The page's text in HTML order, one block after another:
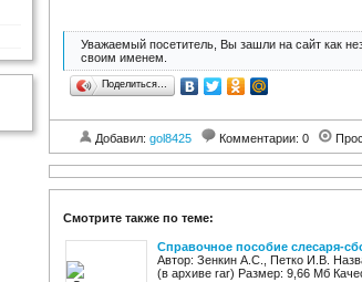
Уважаемый посетитель, Вы зашли на сайт как
своим именем.
Поделиться…
Добавил: gol8425 Комментарии: 0
Смотрите также по теме:
Справочное пособие слесаря-
Автор: Зенкин А.С., Петко И.В.
(в архиве rar) Размер: 9,66 Мб